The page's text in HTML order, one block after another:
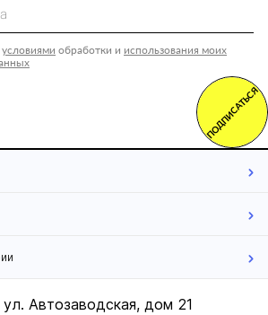
условиями обработки и использования моих
ПОДПИСАТЬСЯ
Автозаводская, дом 21